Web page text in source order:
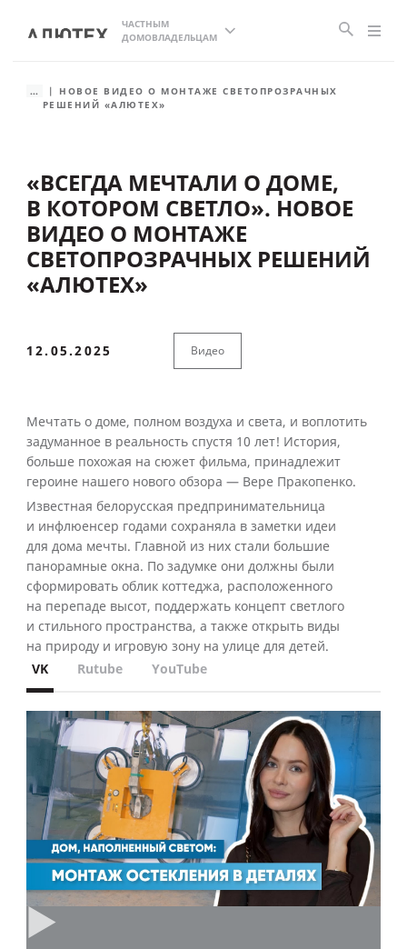
ЧАСТНЫМ
ДОМОВЛАДЕЛЬЦАМ
...
НОВОЕ ВИДЕО О МОНТАЖЕ СВЕТОПРОЗРАЧНЫХ
РЕШЕНИЙ «АЛЮТЕХ»
«ВСЕГДА МЕЧТАЛИ О ДОМЕ,
В КОТОРОМ СВЕТЛО». НОВОЕ
ВИДЕО О МОНТАЖЕ
СВЕТОПРОЗРАЧНЫХ РЕШЕНИЙ
«АЛЮТЕХ»
12.05.2025 Видео
Мечтать о доме, полном воздуха и света, и воплотить
задуманное в реальность спустя 10 лет! История,
больше похожая на сюжет фильма, принадлежит
героине нашего нового обзора — Вере Пракопенко.
Известная белорусская предпринимательница
и инфлюенсер годами сохраняла в заметки идеи
для дома мечты. Главной из них стали большие
панорамные окна. По задумке они должны были
сформировать облик коттеджа, расположенного
на перепаде высот, поддержать концепт светлого
и стильного пространства, а также открыть виды
на природу и игровую зону на улице для детей.
VK
Rutube YouTube